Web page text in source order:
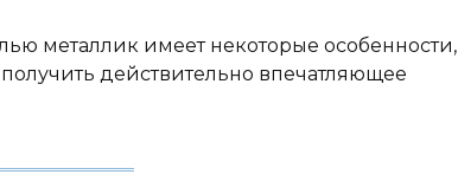
металлик имеет некоторые особенности,
действительно впечатляющее